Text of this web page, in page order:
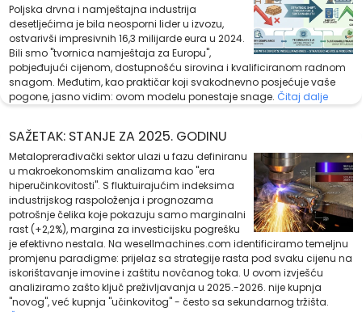
Poljska drvna i namještajna industrija
desetljećima je bila neosporni lider u izvozu,
ostvarivši impresivnih 16,3 milijarde eura u 2024.
Bili smo "tvornica namještaja za Europu",
pobjeđujući cijenom, dostupnošću sirovina i kvalificiranom radnom
snagom. Međutim, kao praktičar koji svakodnevno posjećuje vaše
pogone, jasno vidim: ovom modelu ponestaje snage. Čitaj dalje
SAŽETAK: STANJE ZA 2025. GODINU
Metaloprerađivački sektor ulazi u fazu definiranu
u makroekonomskim analizama kao "era
hiperučinkovitosti". S fluktuirajućim indeksima
industrijskog raspoloženja i prognozama
potrošnje čelika koje pokazuju samo marginalni
rast (+2,2%), margina za investicijsku pogrešku
je efektivno nestala. Na wesellmachines.com identificiramo temeljnu
promjenu paradigme: prijelaz sa strategije rasta pod svaku cijenu na
iskorištavanje imovine i zaštitu novčanog toka. U ovom izvješću
analiziramo zašto ključ preživljavanja u 2025.-2026. nije kupnja
"novog", već kupnja "učinkovitog" - često sa sekundarnog tržišta.